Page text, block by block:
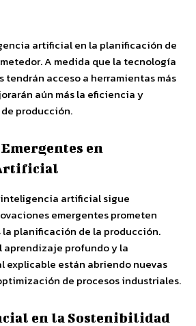
artificial en la planificación de
A medida que la tecnología
tendrán acceso a herramientas más
aún más la eficiencia y
producción.
en
artificial sigue
emergentes prometen
la planificación de la producción.
aprendizaje profundo y la
están abriendo nuevas
de procesos industriales.
en la Sostenibilidad